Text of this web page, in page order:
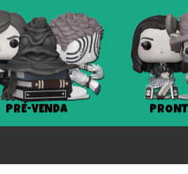
PRONTA ENTREGA